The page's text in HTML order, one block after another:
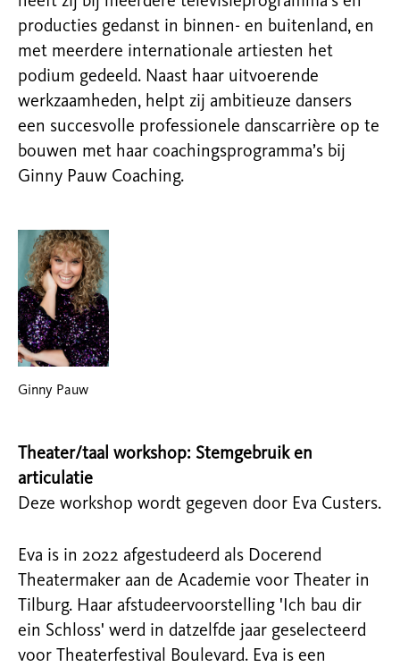
producties gedanst in binnen- en buitenland, en
met meerdere internationale artiesten het
podium gedeeld. Naast haar uitvoerende
werkzaamheden, helpt zij ambitieuze dansers
een succesvolle professionele danscarrière op te
bouwen met haar coachingsprogramma’s bij
Ginny Pauw Coaching.
Ginny Pauw
Theater/taal workshop: Stemgebruik en
articulatie
Deze workshop wordt gegeven door Eva Custers.
Eva is in 2022 afgestudeerd als Docerend
Theatermaker aan de Academie voor Theater in
Tilburg. Haar afstudeervoorstelling 'Ich bau dir
ein Schloss' werd in datzelfde jaar geselecteerd
voor Theaterfestival Boulevard. Eva is een